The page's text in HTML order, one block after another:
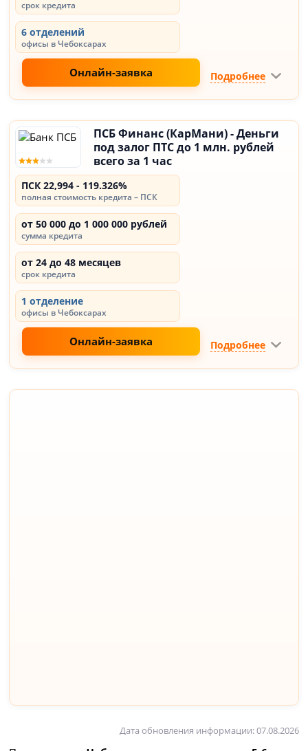
срок кредита
6 отделений
офисы в Чебоксарах
Онлайн-заявка Подробнее
ПСБ Финанс (КарМани) - Деньги
под залог ПТС до 1 млн. рублей
всего за 1 час
ПСК 22,994 - 119.326%
полная стоимость кредита – ПСК
от 50 000 до 1 000 000 рублей
сумма кредита
от 24 до 48 месяцев
срок кредита
1 отделение
офисы в Чебоксарах
Онлайн-заявка Подробнее
Дата обновления информации: 07.08.2026